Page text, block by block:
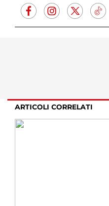
ARTICOLI CORRELATI